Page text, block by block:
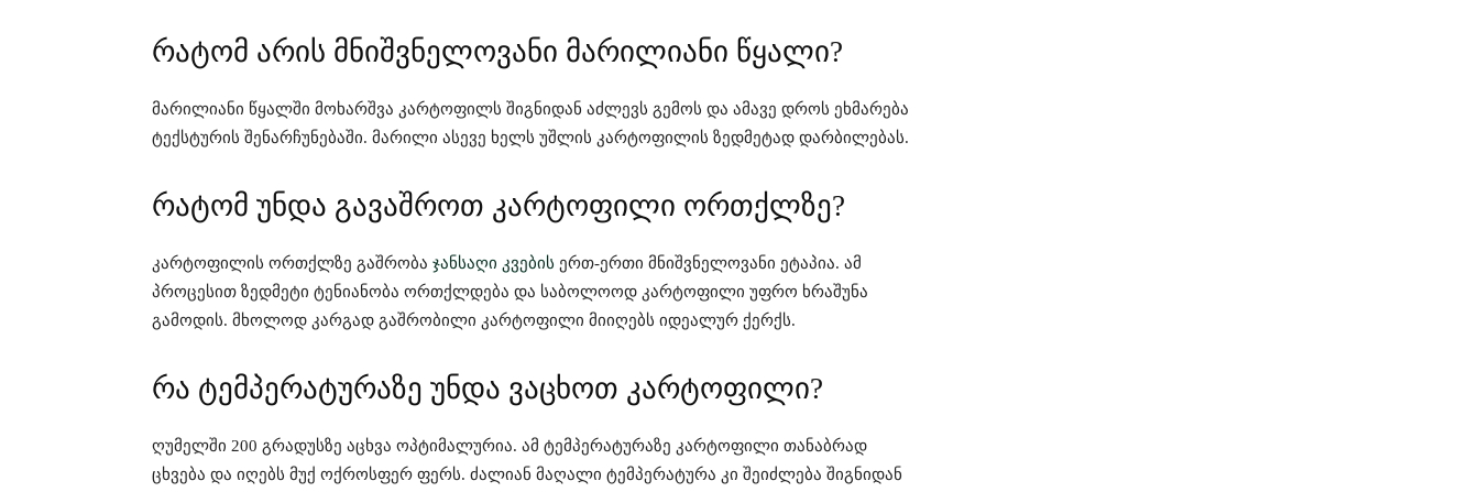
რატომ არის მნიშვნელოვანი მარილიანი წყალი?
მარილიანი წყალში მოხარშვა კარტოფილს შიგნიდან აძლევს გემოს და ამავე დროს ეხმარება
ტექსტურის შენარჩუნებაში. მარილი ასევე ხელს უშლის კარტოფილის ზედმეტად დარბილებას.
რატომ უნდა გავაშროთ კარტოფილი ორთქლზე?
კარტოფილის ორთქლზე გაშრობა ჯანსაღი კვების ერთ-ერთი მნიშვნელოვანი ეტაპია. ამ
პროცესით ზედმეტი ტენიანობა ორთქლდება და საბოლოოდ კარტოფილი უფრო ხრაშუნა
გამოდის. მხოლოდ კარგად გაშრობილი კარტოფილი მიიღებს იდეალურ ქერქს.
რა ტემპერატურაზე უნდა ვაცხოთ კარტოფილი?
ღუმელში 200 გრადუსზე აცხვა ოპტიმალურია. ამ ტემპერატურაზე კარტოფილი თანაბრად
ცხვება და იღებს მუქ ოქროსფერ ფერს. ძალიან მაღალი ტემპერატურა კი შეიძლება შიგნიდან